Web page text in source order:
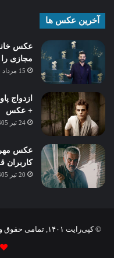
آخرین عکس ها
عکس
مجازی
15 مرداد 1405
ازدواج
+ عکس
24 تیر 1405
عکس
کاربران
20 تیر 1405
© کپی‌رایت ۱۴۰۱, تمامی حقوق وب سایت متعلق به کاشمر سلام می باشد |